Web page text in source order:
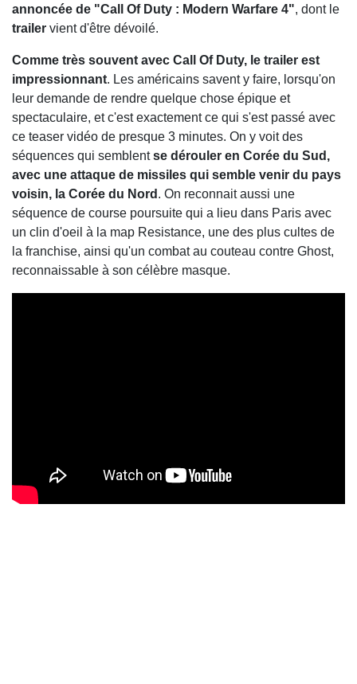
annoncée de "Call Of Duty : Modern Warfare 4", dont le
trailer vient d'être dévoilé.
Comme très souvent avec Call Of Duty, le trailer est
impressionnant. Les américains savent y faire, lorsqu'on
leur demande de rendre quelque chose épique et
spectaculaire, et c'est exactement ce qui s'est passé avec
ce teaser vidéo de presque 3 minutes. On y voit des
séquences qui semblentse dérouler en Corée du Sud,
avec une attaque de missiles qui semble venir du pays
voisin, la Corée du Nord . On reconnait aussi une
séquence de course poursuite qui a lieu dans Paris avec
un clin d'oeil à la map Resistance, une des plus cultes de
la franchise, ainsi qu'un combat au couteau contre Ghost,
reconnaissable à son célèbre masque.